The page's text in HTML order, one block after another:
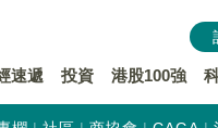
速遞 投資 港股100強